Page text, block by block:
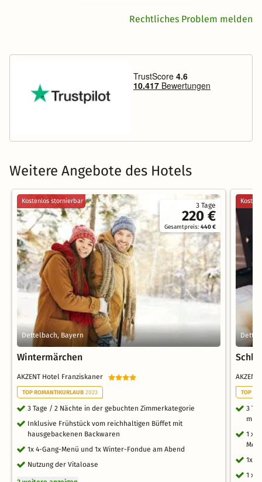
Rechtliches Problem melden
Weitere Angebote des Hotels
3 Tage
220 €
Gesamtpreis:440 €
Kostenlos stornierbar
Dettelbach, Bayern
Wintermärchen
AKZENT Hotel Franziskaner
TOP ROMANTIKURLAUB 2023
3 Tage / 2 Nächte in der gebuchten Zimmerkategorie
Inklusive Frühstück vom reichhaltigen Büffet mit
hausgebackenen Backwaren
1x 4-Gang-Menü und 1x Winter-Fondue am Abend
Nutzung der Vitaloase
TOP
3
mit
1 x
1x
1 x